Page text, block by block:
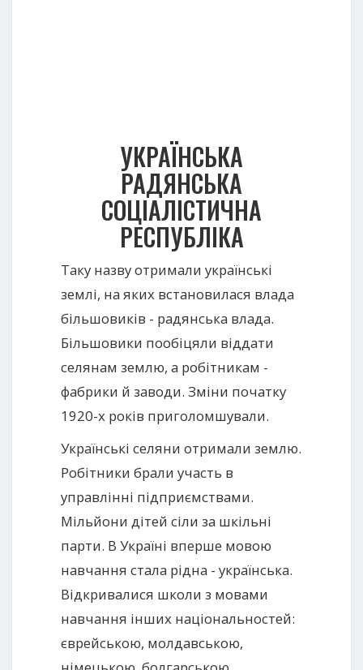
УКРАЇНСЬКА
РАДЯНСЬКА
СОЦІАЛІСТИЧНА
РЕСПУБЛІКА
Таку назву отримали українські
землі, на яких встановилася влада
більшовиків - радянська влада.
Більшовики пообіцяли віддати
селянам землю, а робітникам -
фабрики й заводи. Зміни початку
1920-х років приголомшували.
Українські селяни отримали землю.
Робітники брали участь в
управлінні підприємствами.
Мільйони дітей сіли за шкільні
парти. В Україні вперше мовою
навчання стала рідна - українська.
Відкривалися школи з мовами
навчання інших національностей:
єврейською, молдавською,